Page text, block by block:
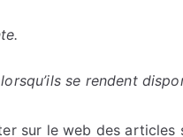
se rendent
sur le web des articles